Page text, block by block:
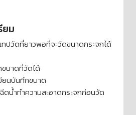
ม
ทปวัดที่ยาวพอที่จะวัดขนาดกระจกได้
นาดที่วัดได้
ยนบันทึกขนาด
ดน้ำทำความสะอาดกระจกก่อนวัด